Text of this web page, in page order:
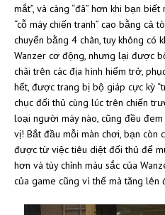
mắt”, và càng “đã” hơn khi bạn
“cỗ máy chiến tranh” cao bằng cả
chuyển bằng 4 chân, tuy không có
Wanzer cơ động, nhưng lại được
chãi trên các địa hình hiểm trở,
hết, được trang bị bộ giáp cực kỳ
chục đối thủ cùng lúc trên chiến
loại người máy nào, cũng đều
vị! Bắt đầu mỗi màn chơi, bạn còn
được từ việc tiêu diệt đối thủ để
hơn và tùy chỉnh màu sắc của
của game cũng vì thế mà tăng lên